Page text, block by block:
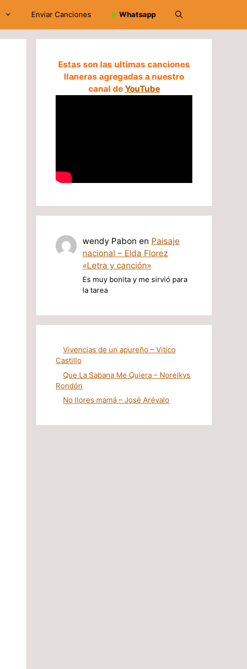
Enviar Canciones ➤ Whatsapp
Estas son las ultimas canciones
llaneras agregadas a nuestro
canal de YouTube
wendy Pabon en Paisaje
nacional – Elda Florez
«Letra y canción»
Es muy bonita y me sirvió para
la tarea
Vivencias de un apureño – Vitico
Castillo
Que La Sabana Me Quiera – Norelkys
Rondón
No llores mamá – José Arévalo